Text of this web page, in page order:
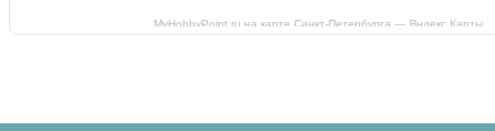
MyHobbyPoint.ru на карте Санкт‑Петербурга — Яндекс Карты